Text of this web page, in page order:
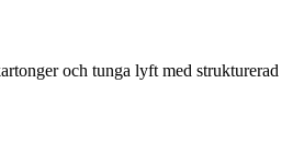
och tunga lyft med strukturerad